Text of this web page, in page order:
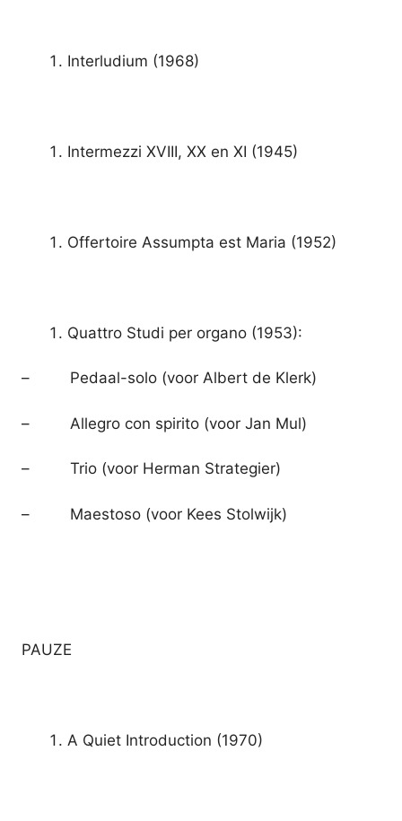
Interludium (1968)
Intermezzi XVIII, XX en XI (1945)
Offertoire Assumpta est Maria (1952)
Quattro Studi per organo (1953):
– Pedaal-solo (voor Albert de Klerk)
– Allegro con spirito (voor Jan Mul)
– Trio (voor Herman Strategier)
– Maestoso (voor Kees Stolwijk)
PAUZE
A Quiet Introduction (1970)